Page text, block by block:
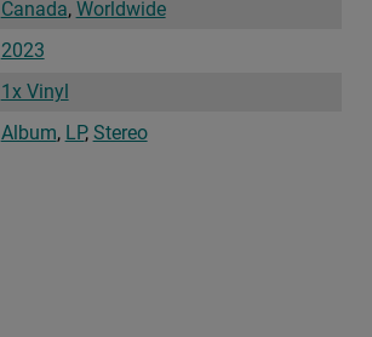
Canada, Worldwide
2023
1x Vinyl
Album, LP, Stereo